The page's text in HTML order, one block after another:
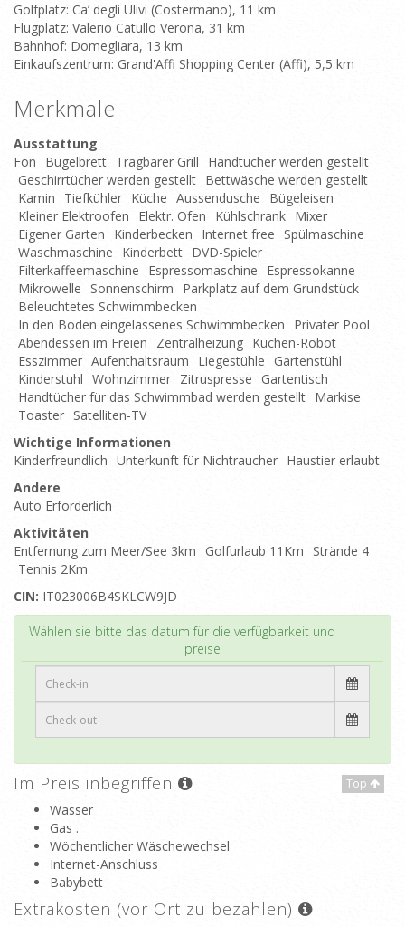
Golfplatz: Ca’ degli Ulivi (Costermano), 11 km
Flugplatz: Valerio Catullo Verona, 31 km
Bahnhof: Domegliara, 13 km
Einkaufszentrum: Grand'Affi Shopping Center (Affi), 5,5 km
Merkmale
Ausstattung
Fön
Bügelbrett Tragbarer Grill
Handtücher werden gestellt
Geschirrtücher werden gestellt Bettwäsche werden gestellt
Kamin
Tiefkühler Küche Aussendusche
Bügeleisen
Kleiner Elektroofen
Elektr. Ofen Kühlschrank Mixer
Eigener Garten
Kinderbecken Internet free
Spülmaschine
Waschmaschine
Kinderbett DVD-Spieler
Filterkaffeemaschine
Espressomaschine
Espressokanne
Mikrowelle
Sonnenschirm
Parkplatz auf dem Grundstück
Beleuchtetes Schwimmbecken
In den Boden eingelassenes Schwimmbecken
Privater Pool
Abendessen im Freien
Zentralheizung Küchen-Robot
Esszimmer Aufenthaltsraum Liegestühle
Gartenstühl
Kinderstuhl Wohnzimmer Zitruspresse
Gartentisch
Handtücher für das Schwimmbad werden gestellt Markise
Toaster Satelliten-TV
Wichtige Informationen
Kinderfreundlich Unterkunft für Nichtraucher Haustier erlaubt
Andere
Auto Erforderlich
Aktivitäten
Entfernung zum Meer/See 3km Golfurlaub 11Km
Strände 4
Tennis 2Km
CIN: IT023006B4SKLCW9JD
Wählen sie bitte das datum für die verfügbarkeit und
preise
Top
Im Preis inbegriffen
Wasser
Gas .
Wöchentlicher Wäschewechsel
Internet-Anschluss
Babybett
Extrakosten (vor Ort zu bezahlen)